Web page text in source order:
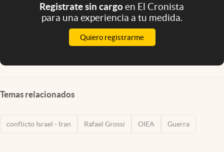
Registrate sin cargoen El Cronista
para una experiencia a tu medida.
Quiero registrarme
Temas relacionados
conflicto Israel - Iran Rafael Grossi OIEA Guerra